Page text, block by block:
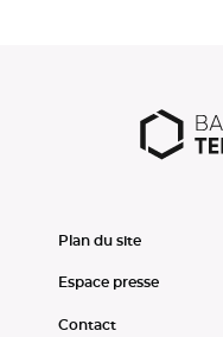
Plan du site
Espace presse
Contact